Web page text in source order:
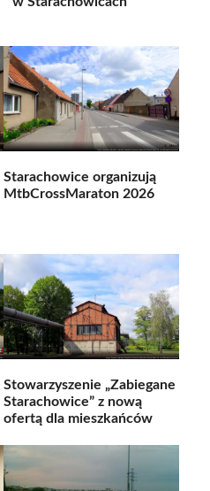
Starachowice organizują
MtbCrossMaraton 2026
Stowarzyszenie „Zabiegane
Starachowice” z nową
ofertą dla mieszkańców